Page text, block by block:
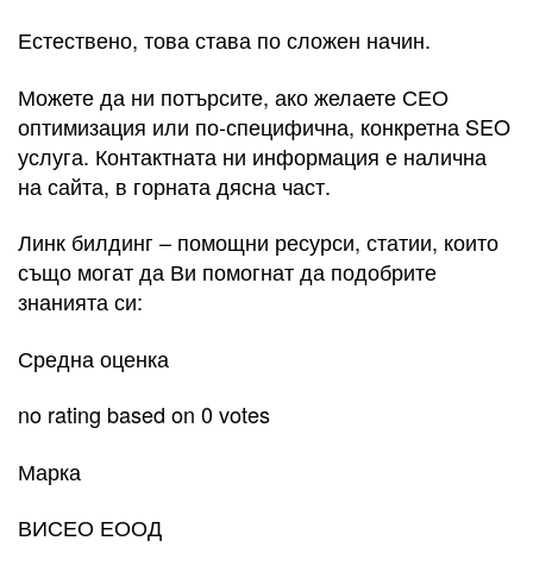
Естествено, това става по сложен начин.
Можете да ни потърсите, ако желаете СЕО
оптимизация или по-специфична, конкретна SEO
услуга. Контактната ни информация е налична
на сайта, в горната дясна част.
Линк билдинг – помощни ресурси, статии, които
също могат да Ви помогнат да подобрите
знанията си:
Средна оценка
no rating based on 0 votes
Марка
ВИСЕО ЕООД